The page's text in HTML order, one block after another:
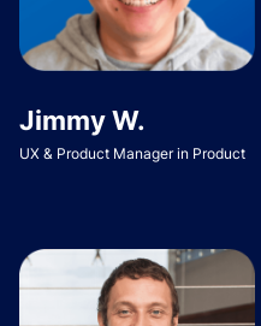
Jimmy W.
UX & Product Manager in Product